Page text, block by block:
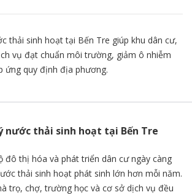
thải sinh hoạt tại Bến Tre giúp khu dân cư,
vụ đạt chuẩn môi trường, giảm ô nhiễm
ứng quy định địa phương.
nước thải sinh hoạt tại Bến Tre
đô thị hóa và phát triển dân cư ngày càng
thải sinh hoạt phát sinh lớn hơn mỗi năm.
trọ, chợ, trường học và cơ sở dịch vụ đều